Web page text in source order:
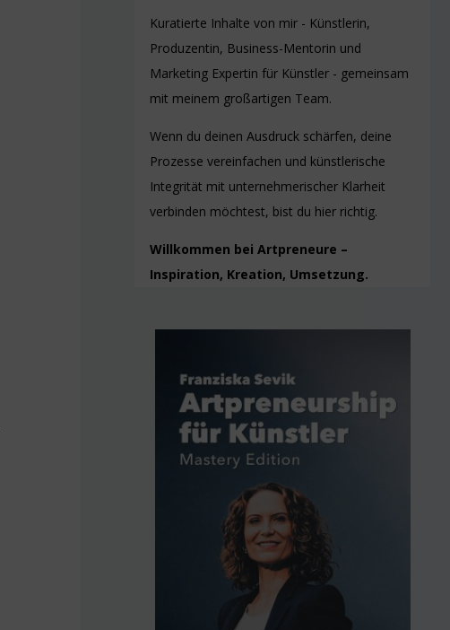
Kuratierte Inhalte von mir - Künstlerin,
Produzentin, Business-Mentorin und
Marketing Expertin für Künstler - gemeinsam
mit meinem großartigen Team.
Wenn du deinen Ausdruck schärfen, deine
Prozesse vereinfachen und künstlerische
Integrität mit unternehmerischer Klarheit
verbinden möchtest, bist du hier richtig.
Willkommen bei Artpreneure –
Inspiration, Kreation, Umsetzung.